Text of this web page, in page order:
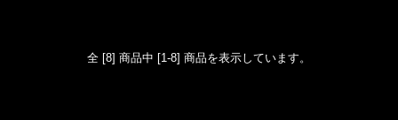
全 [8] 商品中 [1-8] 商品を表示しています。